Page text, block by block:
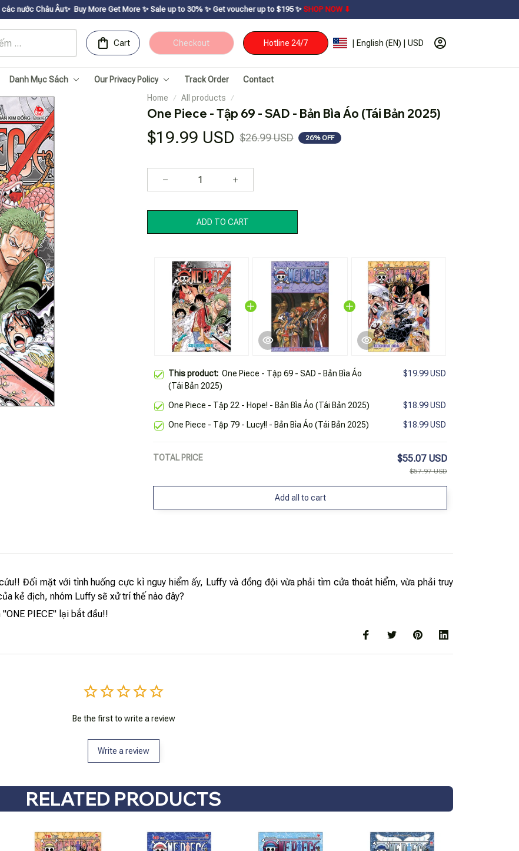
Âu✨ Buy More Get Moreㅤ ✨ㅤ Sale up to 30% ㅤ✨ㅤ Get voucher up to $195ㅤ ✨ㅤSHOP NOW ⬇
Cart Checkout Hotline 24/7 | English (EN) | USD
Danh Mục Sách Our Privacy Policy Track Order
Contact
Home
All products
One Piece - Tập 69 - SAD - Bản Bìa Áo (Tái Bản 2025)
$19.99 USD $26.99 USD 26% OFF
ADD TO CART
This product: One Piece - Tập 69 - SAD - Bản Bìa Áo
(Tái Bản 2025)
$19.99 USD
One Piece - Tập 22 - Hope! - Bản Bìa Áo (Tái Bản 2025) $18.99 USD
One Piece - Tập 79 - Lucy!! - Bản Bìa Áo (Tái Bản 2025) $18.99 USD
TOTAL PRICE $55.07 USD
$57.97 USD
Add all to cart
Đối mặt với tình huống cực kì nguy hiểm ấy, Luffy và đồng đội vừa phải tìm cửa thoát hiểm, vừa phải truy
kẻ địch, nhóm Luffy sẽ xử trí thế nào đây?
PIECE" lại bắt đầu!!
Be the first to write a review
Write a review
RELATED PRODUCTS